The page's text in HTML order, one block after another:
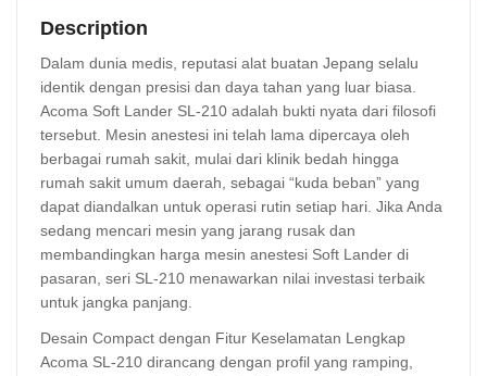
Description
Dalam dunia medis, reputasi alat buatan Jepang selalu
identik dengan presisi dan daya tahan yang luar biasa.
Acoma Soft Lander SL-210 adalah bukti nyata dari filosofi
tersebut. Mesin anestesi ini telah lama dipercaya oleh
berbagai rumah sakit, mulai dari klinik bedah hingga
rumah sakit umum daerah, sebagai “kuda beban” yang
dapat diandalkan untuk operasi rutin setiap hari. Jika Anda
sedang mencari mesin yang jarang rusak dan
membandingkan harga mesin anestesi Soft Lander di
pasaran, seri SL-210 menawarkan nilai investasi terbaik
untuk jangka panjang.
Desain Compact dengan Fitur Keselamatan Lengkap
Acoma SL-210 dirancang dengan profil yang ramping,